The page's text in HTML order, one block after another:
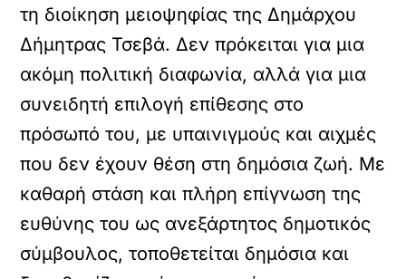
τη διοίκηση μειοψηφίας της Δημάρχου
Δήμητρας Τσεβά. Δεν πρόκειται για μια
ακόμη πολιτική διαφωνία, αλλά για μια
συνειδητή επιλογή επίθεσης στο
πρόσωπό του, με υπαινιγμούς και αιχμές
που δεν έχουν θέση στη δημόσια ζωή. Με
καθαρή στάση και πλήρη επίγνωση της
ευθύνης του ως ανεξάρτητος δημοτικός
σύμβουλος, τοποθετείται δημόσια και